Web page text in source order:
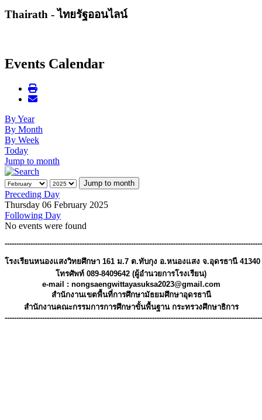
Thairath - ไทยรัฐออนไลน์
Events Calendar
By Year
By Month
By Week
Today
Jump to month
Jump to month
Preceding Day
Thursday 06 February 2025
Following Day
No events were found
โรงเรียนหนองแสงวิทยศึกษา 161 ม.7 ต.ทับกุง อ.หนองแสง จ.อุดรธานี 41340
โทรศัพท์ 089-8409642 (ผู้อำนวยการโรงเรียน)
e-mail : nongsaengwittayasuksa2023@gmail.com
สํานักงานเขตพื้นที่การศึกษามัธยมศึกษาอุดรธานี
สำนักงานคณะกรรมการการศึกษาขั้นพื้นฐาน กระทรวงศึกษาธิการ